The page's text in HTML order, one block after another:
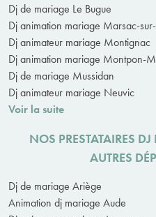
Dj de mariage Le Bugue
Dj animation mariage Marsac-
Dj animateur mariage Montignac
Dj animation mariage Montpon-
Dj de mariage Mussidan
Dj animateur mariage Neuvic
Voir la suite
NOS PRESTATAIRES
AUTRES
Dj de mariage Ariège
Animation dj mariage Aude